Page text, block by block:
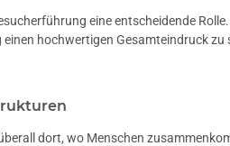
eine entscheidende
hochwertigen Gesamteindruck zu
dort, wo Menschen